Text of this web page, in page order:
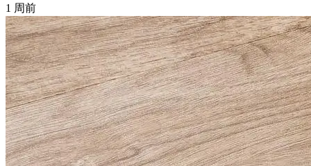
1 周前